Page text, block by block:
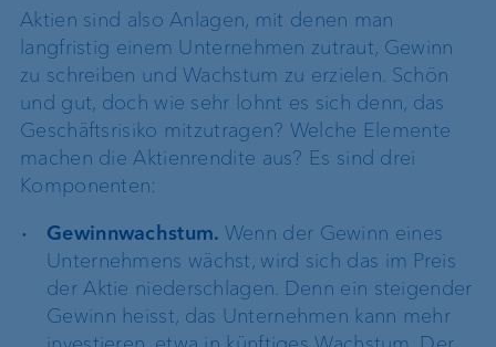
Aktien sind also Anlagen, mit denen man
langfristig einem Unternehmen zutraut, Gewinn
zu schreiben und Wachstum zu erzielen. Schön
und gut, doch wie sehr lohnt es sich denn, das
Geschäftsrisiko mitzutragen? Welche Elemente
machen die Aktienrendite aus? Es sind drei
Komponenten:
Gewinnwachstum. Wenn der Gewinn eines
Unternehmens wächst, wird sich das im Preis
der Aktie niederschlagen. Denn ein steigender
Gewinn heisst, das Unternehmen kann mehr